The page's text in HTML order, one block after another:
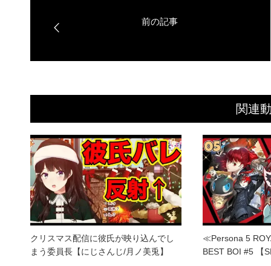
関連
クリスマス配信に彼氏が映り込んでし
まう委員長【にじさんじ/月ノ美兎】
≪Persona 5
BEST BOI #5 【